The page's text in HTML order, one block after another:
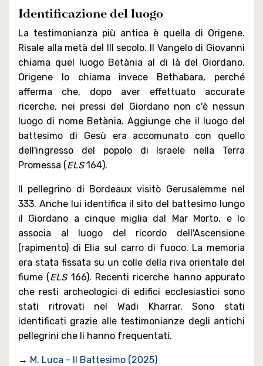
Identificazione del luogo
La testimonianza più antica è quella di Origene.
Risale alla metà del III secolo. Il Vangelo di Giovanni
chiama quel luogo Betània al di là del Giordano.
Origene lo chiama invece Bethabara, perché
afferma che, dopo aver effettuato accurate
ricerche, nei pressi del Giordano non c'è nessun
luogo di nome Betània. Aggiunge che il luogo del
battesimo di Gesù era accomunato con quello
dell'ingresso del popolo di Israele nella Terra
Promessa (ELS164).
Il pellegrino di Bordeaux visitò Gerusalemme nel
333. Anche lui identifica il sito del battesimo lungo
il Giordano a cinque miglia dal Mar Morto, e lo
associa al luogo del ricordo dell'Ascensione
(rapimento) di Elia sul carro di fuoco. La memoria
era stata fissata su un colle della riva orientale del
fiume (ELS 166). Recenti ricerche hanno appurato
che resti archeologici di edifici ecclesiastici sono
stati ritrovati nel Wadi Kharrar. Sono stati
identificati grazie alle testimonianze degli antichi
pellegrini che li hanno frequentati.
→ M. Luca - Il Battesimo (2025)